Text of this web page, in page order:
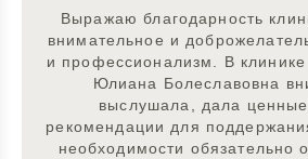
Выражаю благодарность
внимательное и
и профессионализм. В клинике
Юлиана Болеславовна
выслушала, дала
рекомендации для
необходимости обязательно